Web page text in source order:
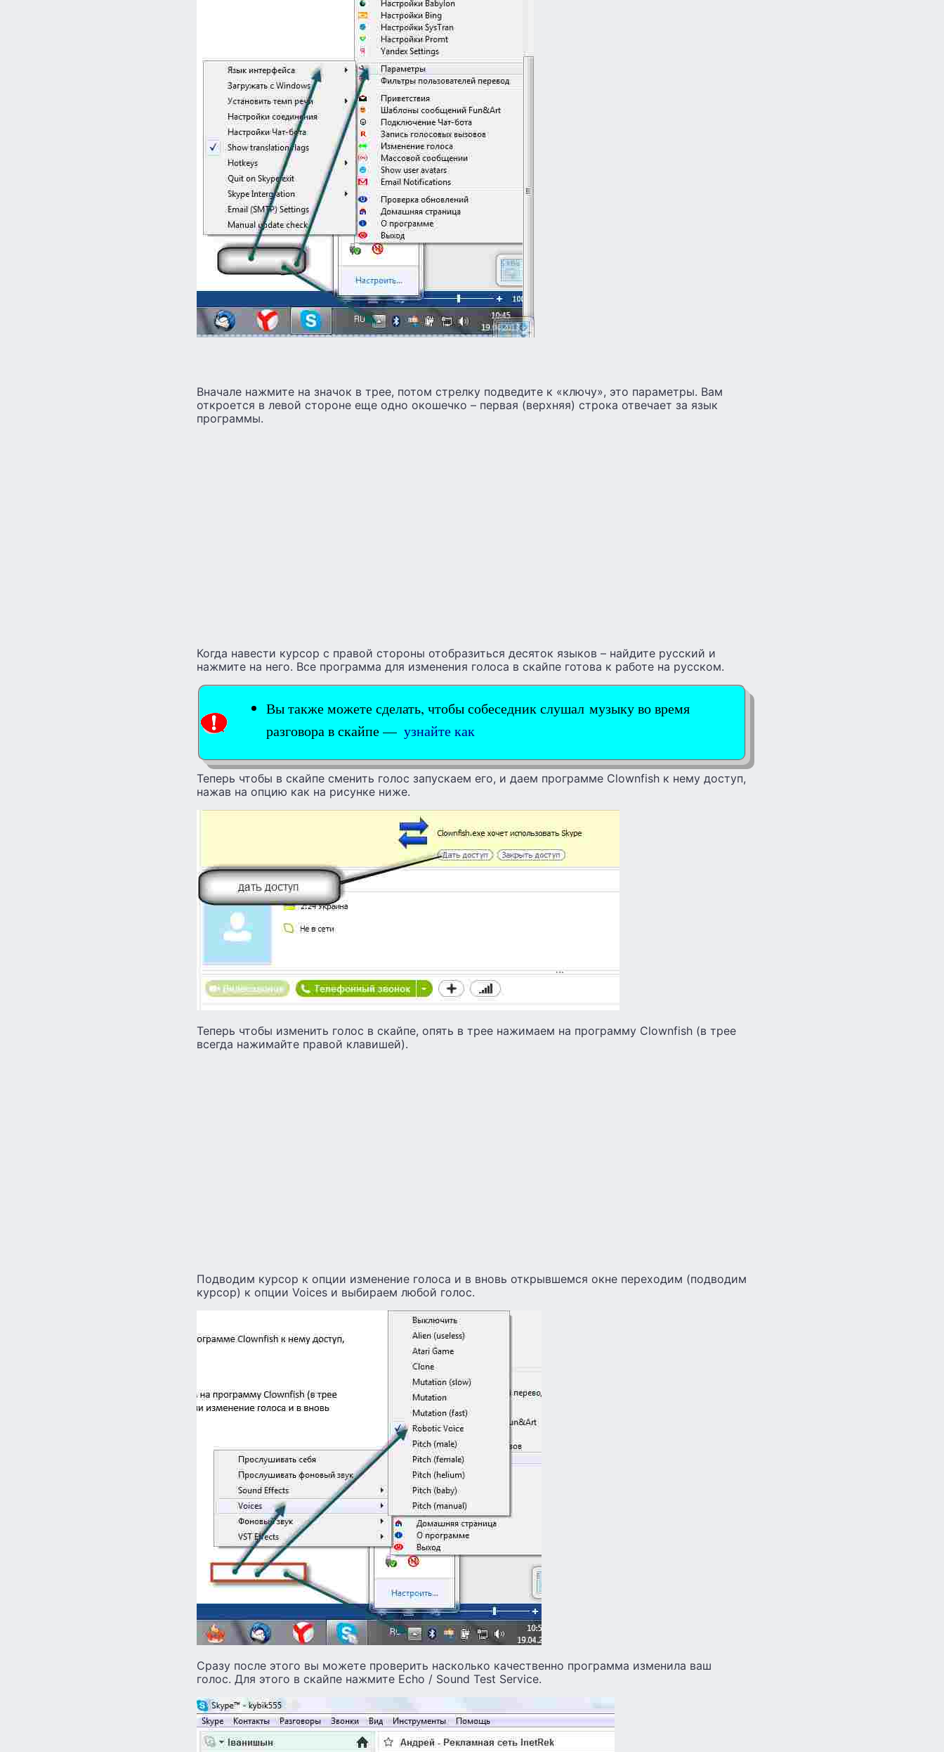
Вначале нажмите на значок в трее, потом стрелку подведите к «ключу», это параметры. Вам
откроется в левой стороне еще одно окошечко – первая (верхняя) строка отвечает за язык
программы.
Когда навести курсор с правой стороны отобразиться десяток языков – найдите русский и
нажмите на него. Все программа для изменения голоса в скайпе готова к работе на русском.
Вы также можете сделать, чтобы собеседник слушал музыку во время
разговора в скайпе — узнайте как
Теперь чтобы в скайпе сменить голос запускаем его, и даем программе Clownfish к нему доступ,
нажав на опцию как на рисунке ниже.
Теперь чтобы изменить голос в скайпе, опять в трее нажимаем на программу Clownfish (в трее
всегда нажимайте правой клавишей).
Подводим курсор к опции изменение голоса и в вновь открывшемся окне переходим (подводим
курсор) к опции Voices и выбираем любой голос.
Сразу после этого вы можете проверить насколько качественно программа изменила ваш
голос. Для этого в скайпе нажмите Echo / Sound Test Service.